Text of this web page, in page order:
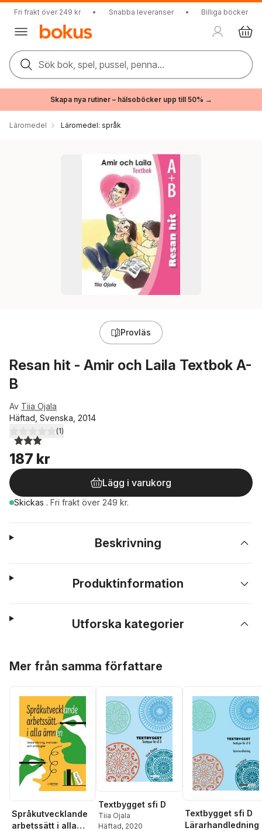
Fri frakt över 249 kr • Snabba leveranser • Billiga böcker
Sök bok, spel, pussel, penna...
Skapa nya rutiner – hälsoböcker upp till 50% →
Läromedel Läromedel: språk
Provläs
Resan hit - Amir och Laila Textbok A-
B
Av Tiia Ojala
Häftad, Svenska, 2014
3,0utav 5 stjärnor. Totalt antal röster:
(1)
187 kr
Lägg i varukorg
Skickas . Fri frakt över 249 kr.
Beskrivning
Produktinformation
Utforska kategorier
Mer från samma författare
Språkutvecklande
arbetssätt i alla
Textbygget sfi D
Tiia Ojala
Häftad, 2020
Textbygget sfi D
Lärarhandledning